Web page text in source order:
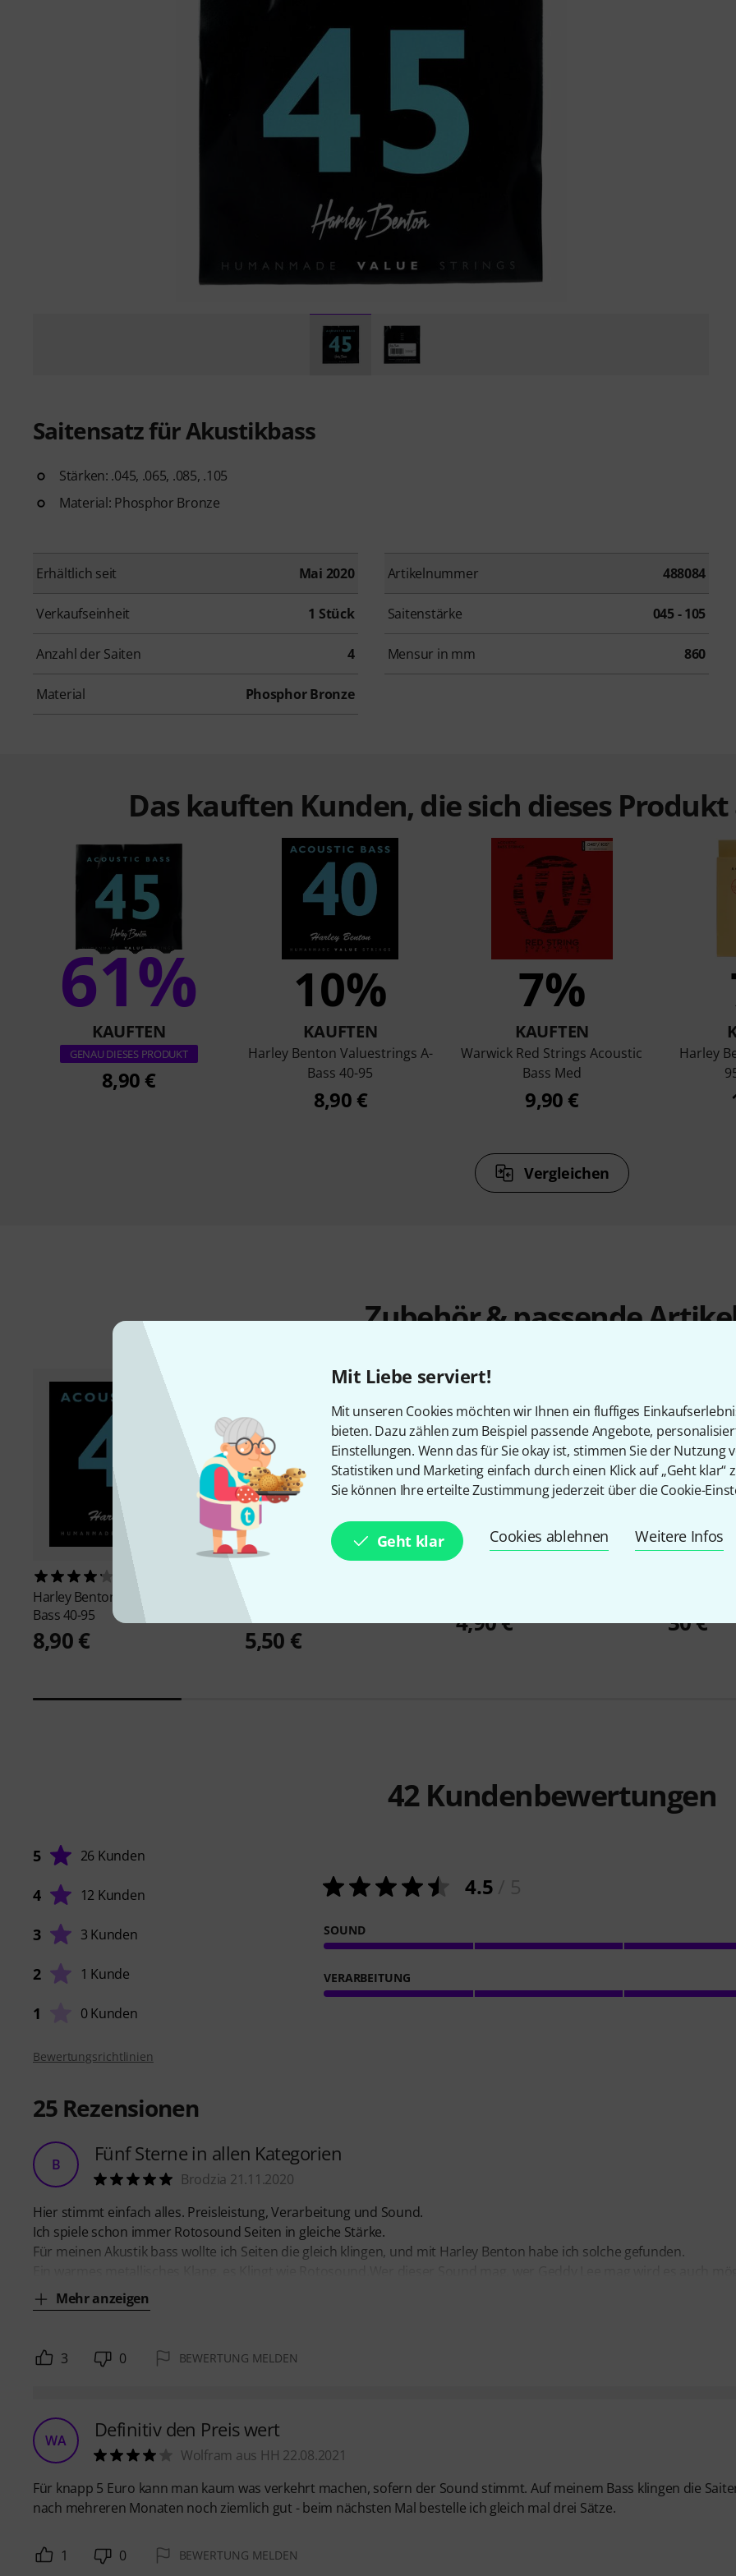
Mit Liebe serviert!
Mit unseren Cookies möchten wir Ihnen ein fluffiges
bieten. Dazu zählen zum Beispiel passende Angebote,
Einstellungen. Wenn das für Sie okay ist, stimmen Sie der Nutzung
Statistiken und Marketing einfach durch einen Klick auf „Geht klar“
Sie können Ihre erteilte Zustimmung jederzeit über die Cookie-
Geht klar Cookies ablehnen Weitere Infos
Saitensatz für Akustikbass
Stärken: .045, .065, .085, .105
Material: Phosphor Bronze
Erhältlich seit Mai 2020 Artikelnummer 488084
Verkaufseinheit 1 Stück Saitenstärke 045 - 105
Anzahl der Saiten 4 Mensur in mm 860
Material Phosphor Bronze
Das kauften Kunden, die sich dieses
61%
KAUFTEN
GENAU DIESES PRODUKT
8,90 €
10%
KAUFTEN
Harley Benton Valuestrings A-
Bass 40-95
8,90 €
7%
KAUFTEN
Warwick Red Strings Acoustic
Bass Med
9,90 €
Harley
Vergleichen
Zubehör & passende
Harley Benton
Bass 40-95
8,90 €
Harley Benton
45-105
5,50 €
4,90 € 30 €
42Kundenbewertungen
5 26 Kunden
4 12 Kunden
3 3 Kunden
2 1 Kunde
1 0 Kunden
4.5
SOUND
VERARBEITUNG
Bewertungsrichtlinien
25 Rezensionen
B Fünf Sterne in allen Kategorien
Brodzia 21.11.2020
Hier stimmt einfach alles. Preisleistung, Verarbeitung und Sound.
Ich spiele schon immer Rotosound Seiten in gleiche Stärke.
Für meinen Akustik bass wollte ich Seiten die gleich klingen, und mit Harley Benton habe ich solche gefunden.
Mehr anzeigen
3 0 BEWERTUNG MELDEN
WA Definitiv den Preis wert
Wolfram aus HH 22.08.2021
Für knapp 5 Euro kann man kaum was verkehrt machen, sofern der Sound stimmt. Auf meinem Bass klingen die
nach mehreren Monaten noch ziemlich gut - beim nächsten Mal bestelle ich gleich mal drei Sätze.
1 0 BEWERTUNG MELDEN